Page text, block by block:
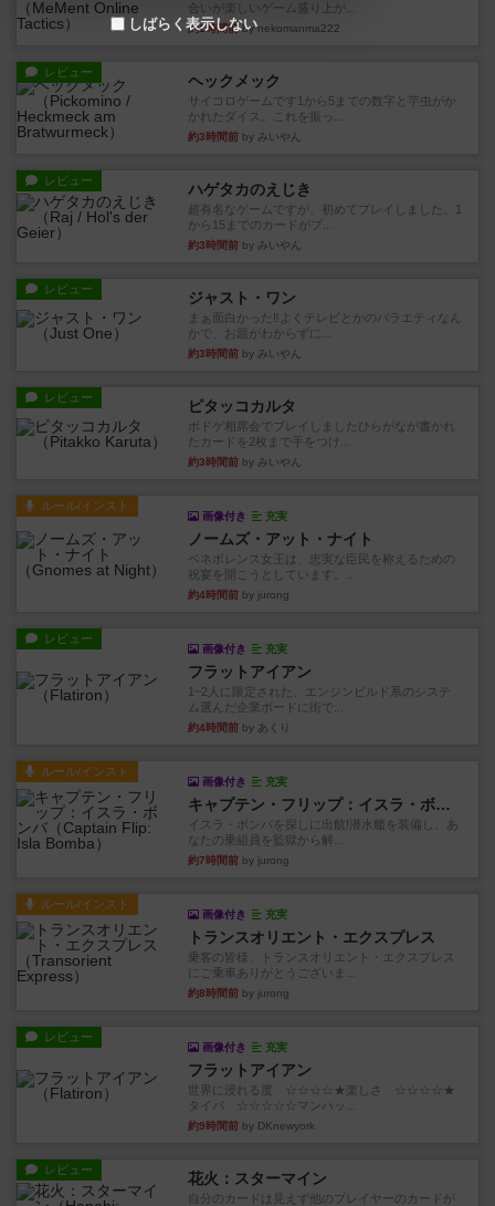
合いが楽しいゲーム盛り上が...
約1時間前by nekomanma222
レビュー ヘックメック
サイコロゲームです1から5までの数字と芋虫がか
かれたダイス。これを振っ...
約3時間前 by みいやん
レビュー ハゲタカのえじき
超有名なゲームですが、初めてプレイしました。1
から15までのカードがプ...
約3時間前 by みいやん
レビュー ジャスト・ワン
まぁ面白かった‼️よくテレビとかのバラエティなん
かで、お題がわからずに...
約3時間前 by みいやん
レビュー ピタッコカルタ
ボドゲ相席会でプレイしましたひらがなが書かれ
たカードを2枚まで手をつけ...
約3時間前 by みいやん
ルール/インスト
画像付き 充実
ノームズ・アット・ナイト
ベネボレンス女王は、忠実な臣民を称えるための
祝宴を開こうとしています。...
約4時間前 by jurong
レビュー
画像付き 充実
フラットアイアン
1~2人に限定された、エンジンビルド系のシステ
ム選んだ企業ボードに街で...
約4時間前 by あくり
ルール/インスト
画像付き 充実
キャプテン・フリップ：イスラ・ボンバ
イスラ・ボンバを探しに出航!潜水艦を装備し、あ
なたの乗組員を監獄から解...
約7時間前 by jurong
ルール/インスト
画像付き 充実
トランスオリエント・エクスプレス
乗客の皆様、トランスオリエント・エクスプレス
にご乗車ありがとうございま...
約8時間前 by jurong
レビュー
画像付き 充実
フラットアイアン
世界に浸れる度 ☆☆☆☆★楽しさ ☆☆☆☆★
タイパ ☆☆☆☆☆マンハッ...
約9時間前 by DKnewyork
レビュー 花火：スターマイン
自分のカードは見えず他のプレイヤーのカードが
しばらく表示しない